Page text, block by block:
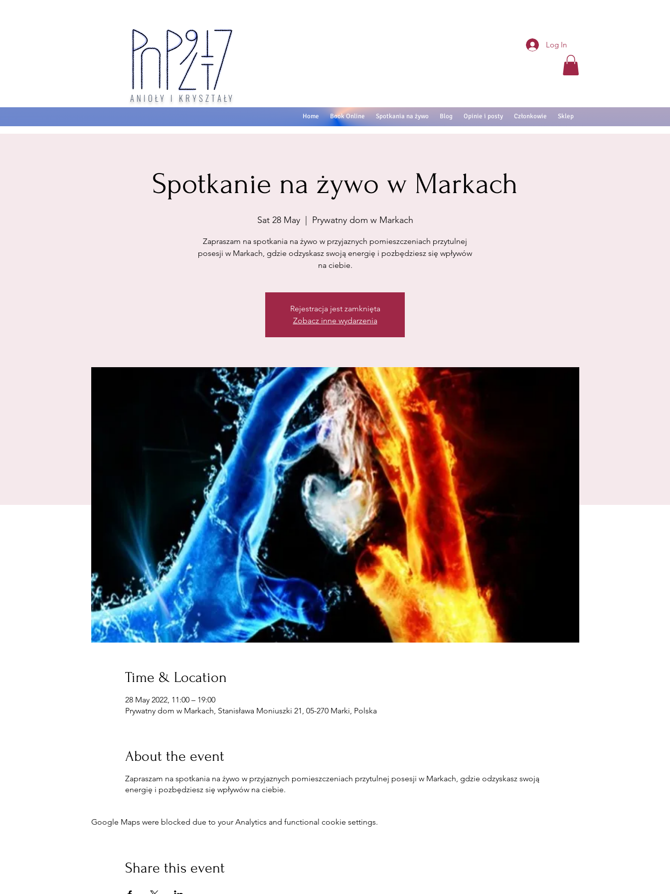
Log In
Home Book Online Spotkania na żywo Blog Opinie i posty Członkowie Sklep
ANIOŁY I KRYSZTAŁY
Spotkanie na żywo w Markach
Sat 28 May
  |
Prywatny dom w Markach
Zapraszam na spotkania na żywo w przyjaznych pomieszczeniach przytulnej
posesji w Markach, gdzie odzyskasz swoją energię i pozbędziesz się wpływów
na ciebie.
Rejestracja jest zamknięta
Zobacz inne wydarzenia
Time & Location
28 May 2022, 11:00 – 19:00
Prywatny dom w Markach, Stanisława Moniuszki 21, 05-270 Marki, Polska
About the event
Zapraszam na spotkania na żywo w przyjaznych pomieszczeniach przytulnej posesji w Markach, gdzie odzyskasz swoją
energię i pozbędziesz się wpływów na ciebie.
Google Maps were blocked due to your Analytics and functional cookie settings.
Share this event